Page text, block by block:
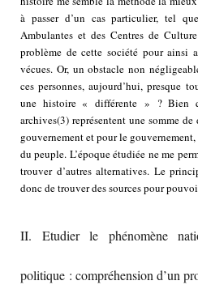
à passer d’un cas particulier, tel
Ambulantes et des Centres de
problème de cette société pour ainsi
vécues. Or, un obstacle non
ces personnes, aujourd’hui, presque
une histoire « différente » ? Bien
archives(3) représentent une somme
gouvernement et pour le
du peuple. L’époque étudiée ne me
trouver d’autres alternatives. Le
donc de trouver des sources pour
II. Etudier le phénomène
politique : compréhension d’un